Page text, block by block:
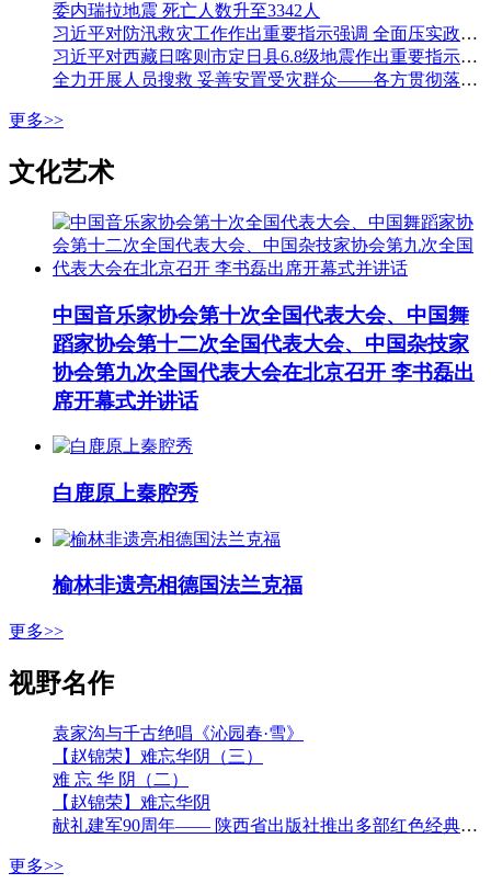
委内瑞拉地震 死亡人数升至3342人
习近平对防汛救灾工作作出重要指示强调 全面压实政治责任 落实落细各项防汛措施 全力保障人民生命财产安全 李强作出批示
习近平对西藏日喀则市定日县6.8级地震作出重要指示强调 全力开展人员搜救 最大限度减少人员伤亡 妥善安置受灾群众 确保安全温暖过冬 李强作出批示
全力开展人员搜救 妥善安置受灾群众——各方贯彻落实习近平总书记重要指示全力开展西藏定日县地震大救援
更多>>
文化艺术
中国音乐家协会第十次全国代表大会、中国舞
蹈家协会第十二次全国代表大会、中国杂技家
协会第九次全国代表大会在北京召开 李书磊出
席开幕式并讲话
白鹿原上秦腔秀
榆林非遗亮相德国法兰克福
更多>>
视野名作
袁家沟与千古绝唱《沁园春·雪》
【赵锦荣】难忘华阴（三）
难 忘 华 阴（二）
【赵锦荣】难忘华阴
献礼建军90周年—— 陕西省出版社推出多部红色经典图书
更多>>